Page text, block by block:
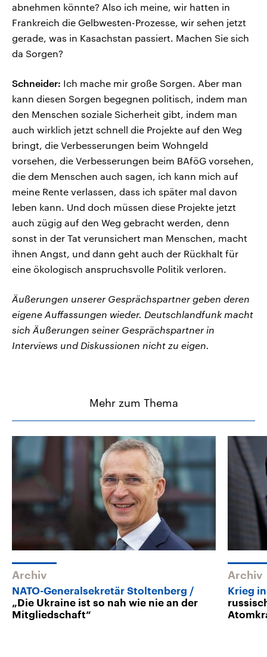
abnehmen könnte? Also ich meine, wir hatten in
Frankreich die Gelbwesten-Prozesse, wir sehen jetzt
gerade, was in Kasachstan passiert. Machen Sie sich
da Sorgen?
Schneider: Ich mache mir große Sorgen. Aber man
kann diesen Sorgen begegnen politisch, indem man
den Menschen soziale Sicherheit gibt, indem man
auch wirklich jetzt schnell die Projekte auf den Weg
bringt, die Verbesserungen beim Wohngeld
vorsehen, die Verbesserungen beim BAföG vorsehen,
die dem Menschen auch sagen, ich kann mich auf
meine Rente verlassen, dass ich später mal davon
leben kann. Und doch müssen diese Projekte jetzt
auch zügig auf den Weg gebracht werden, denn
sonst in der Tat verunsichert man Menschen, macht
ihnen Angst, und dann geht auch der Rückhalt für
eine ökologisch anspruchsvolle Politik verloren.
Äußerungen unserer Gesprächspartner geben deren
eigene Auffassungen wieder. Deutschlandfunk macht
sich Äußerungen seiner Gesprächspartner in
Interviews und Diskussionen nicht zu eigen.
Mehr zum Thema
Archiv
NATO-Generalsekretär Stoltenberg
„Die Ukraine ist so nah wie nie an der
Mitgliedschaft“
Archiv
Krieg